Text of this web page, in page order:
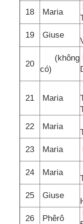
18 Maria
19 Giuse
20
(không
có)
21 Maria
22 Maria
23 Maria
24 Maria
25 Giuse
26 Phêrô